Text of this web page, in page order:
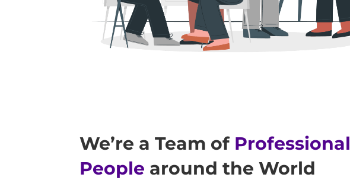
We’re a Team of Professional
People around the World